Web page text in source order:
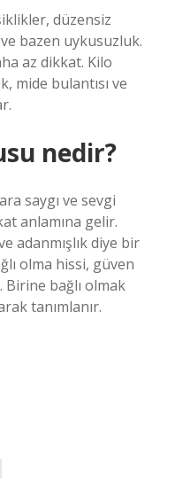
düzensiz
bazen uykusuzluk.
az dikkat. Kilo
mide bulantısı ve
nedir?
saygı ve sevgi
anlamına gelir.
adanmışlık diye bir
olma hissi, güven
Birine bağlı olmak
tanımlanır.